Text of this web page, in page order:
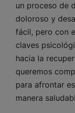
un proceso de
doloroso y
fácil, pero con
claves
hacia la
queremos
para afrontar
manera